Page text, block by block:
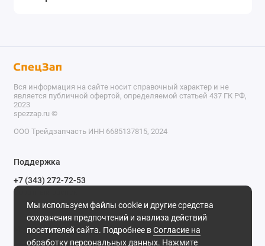
Мы используем файлы cookie и другие средства
сохранения предпочтений и анализа действий
посетителей сайта. Подробнее вСогласие на
обработку персональных данных. Нажмите
Вся информация на сайте носит справочный характер и не
является публичной офертой, определяемой статьей 437 ГК РФ,
2023
spezzap.ru ©️
ООО Трейдзапчасть ИНН 6685137815, 2024
Поддержка
+7 (343) 272-72-53
Обратный звонок
620030, г. Екатеринбург, ул. Карьерная, д. 14, оф. 14.
Мы в сети